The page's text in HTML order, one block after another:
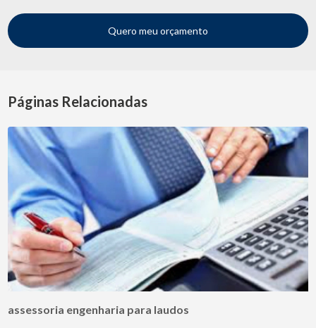
Quero meu orçamento
Páginas Relacionadas
assessoria engenharia para laudos